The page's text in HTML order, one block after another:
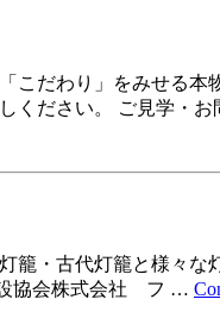
こだわり」をみせる
ください。 ご見学・
籠・古代灯籠と様々な
協会株式会社 フ …